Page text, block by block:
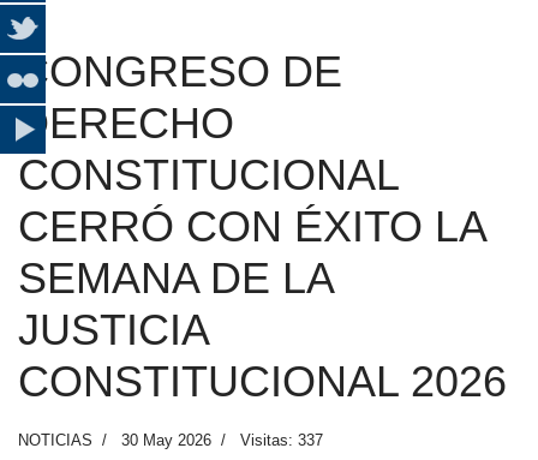
CONGRESO DE
DERECHO
CONSTITUCIONAL
CERRÓ CON ÉXITO LA
SEMANA DE LA
JUSTICIA
CONSTITUCIONAL 2026
NOTICIAS 30 May 2026 Visitas: 337